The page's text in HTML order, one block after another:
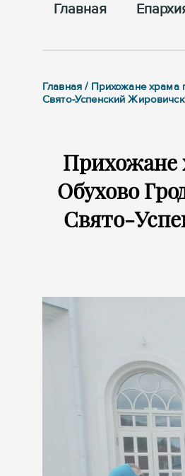
Главная
Главная / Прихожане
Свято-Успенский
Прихожане
Обухово
Свято-